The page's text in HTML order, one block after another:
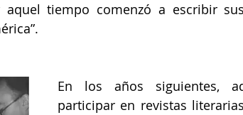
tiempo comenzó a escribir
En los años siguientes,
participar en revistas